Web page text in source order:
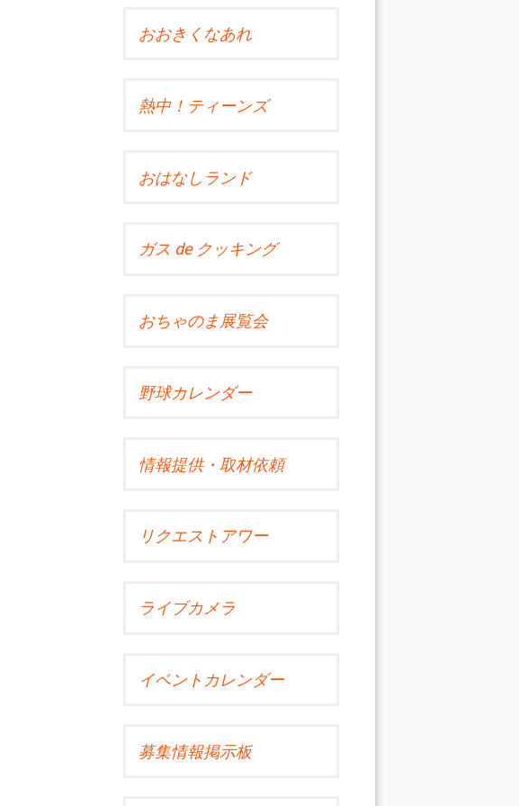
おおきくなあれ
熱中！ティーンズ
おはなしランド
ガス de クッキング
おちゃのま展覧会
野球カレンダー
情報提供・取材依頼
リクエストアワー
ライブカメラ
イベントカレンダー
募集情報掲示板